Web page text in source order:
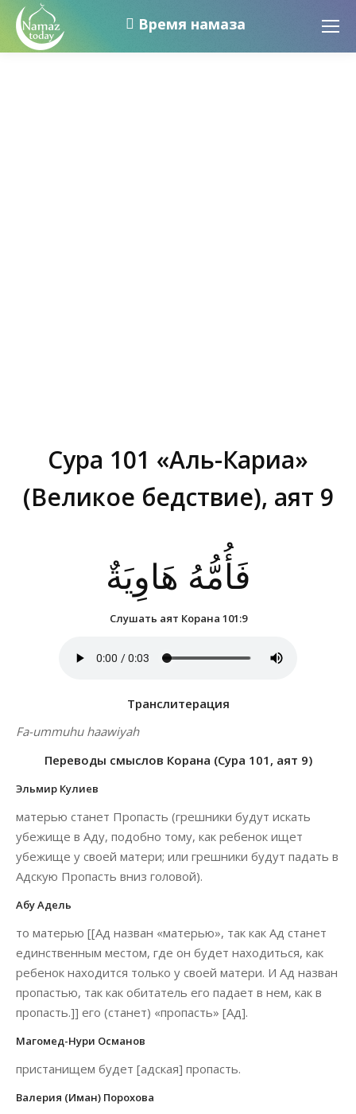
Время намаза
Сура 101 «Аль-Кариа»
(Великое бедствие), аят 9
فَأُمُّهُ هَاوِيَةٌ
Слушать аят Корана 101:9
Транслитерация
Fa-ummuhu haawiyah
Переводы смыслов Корана (Сура 101, аят 9)
Эльмир Кулиев
матерью станет Пропасть (грешники будут искать
убежище в Аду, подобно тому, как ребенок ищет
убежище у своей матери; или грешники будут падать в
Адскую Пропасть вниз головой).
Абу Адель
то матерью [[Ад назван «матерью», так как Ад станет
единственным местом, где он будет находиться, как
ребенок находится только у своей матери. И Ад назван
пропастью, так как обитатель его падает в нем, как в
пропасть.]] его (станет) «пропасть» [Ад].
Магомед-Нури Османов
пристанищем будет [адская] пропасть.
Валерия (Иман) Порохова